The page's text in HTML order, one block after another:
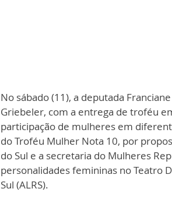
No sábado (11), a deputada
Griebeler, com a entrega de troféu
participação de mulheres em
do Troféu Mulher Nota 10, por
do Sul e a secretaria do Mulheres
personalidades femininas no Teatro
Sul (ALRS).